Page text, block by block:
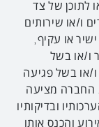
לתוכן של צד
ו/או שירותים
ישיר או עקיף,
ו/או בשל
או בשל פגיעה
החברה מציעה
ובדיקותיו
והכנס אותו